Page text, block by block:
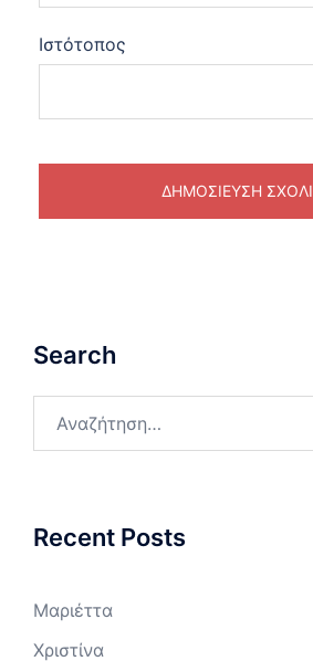
Ιστότοπος
Search
Recent Posts
Μαριέττα
Χριστίνα